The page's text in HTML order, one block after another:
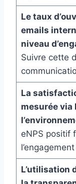
Le taux
emails
niveau
Suivre cette
La
mesurée via
eNPS positif
L’utilisation